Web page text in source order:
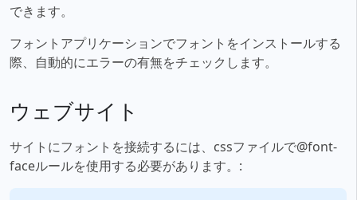
できます。
フォントアプリケーションでフォントをインストールする
際、自動的にエラーの有無をチェックします。
ウェブサイト
サイトにフォントを接続するには、cssファイルで@font-
faceルールを使用する必要があります。: